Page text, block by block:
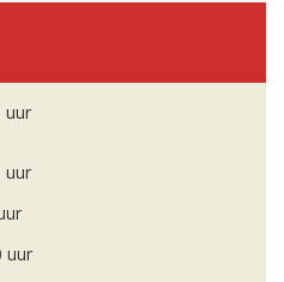
uur
uur
uur